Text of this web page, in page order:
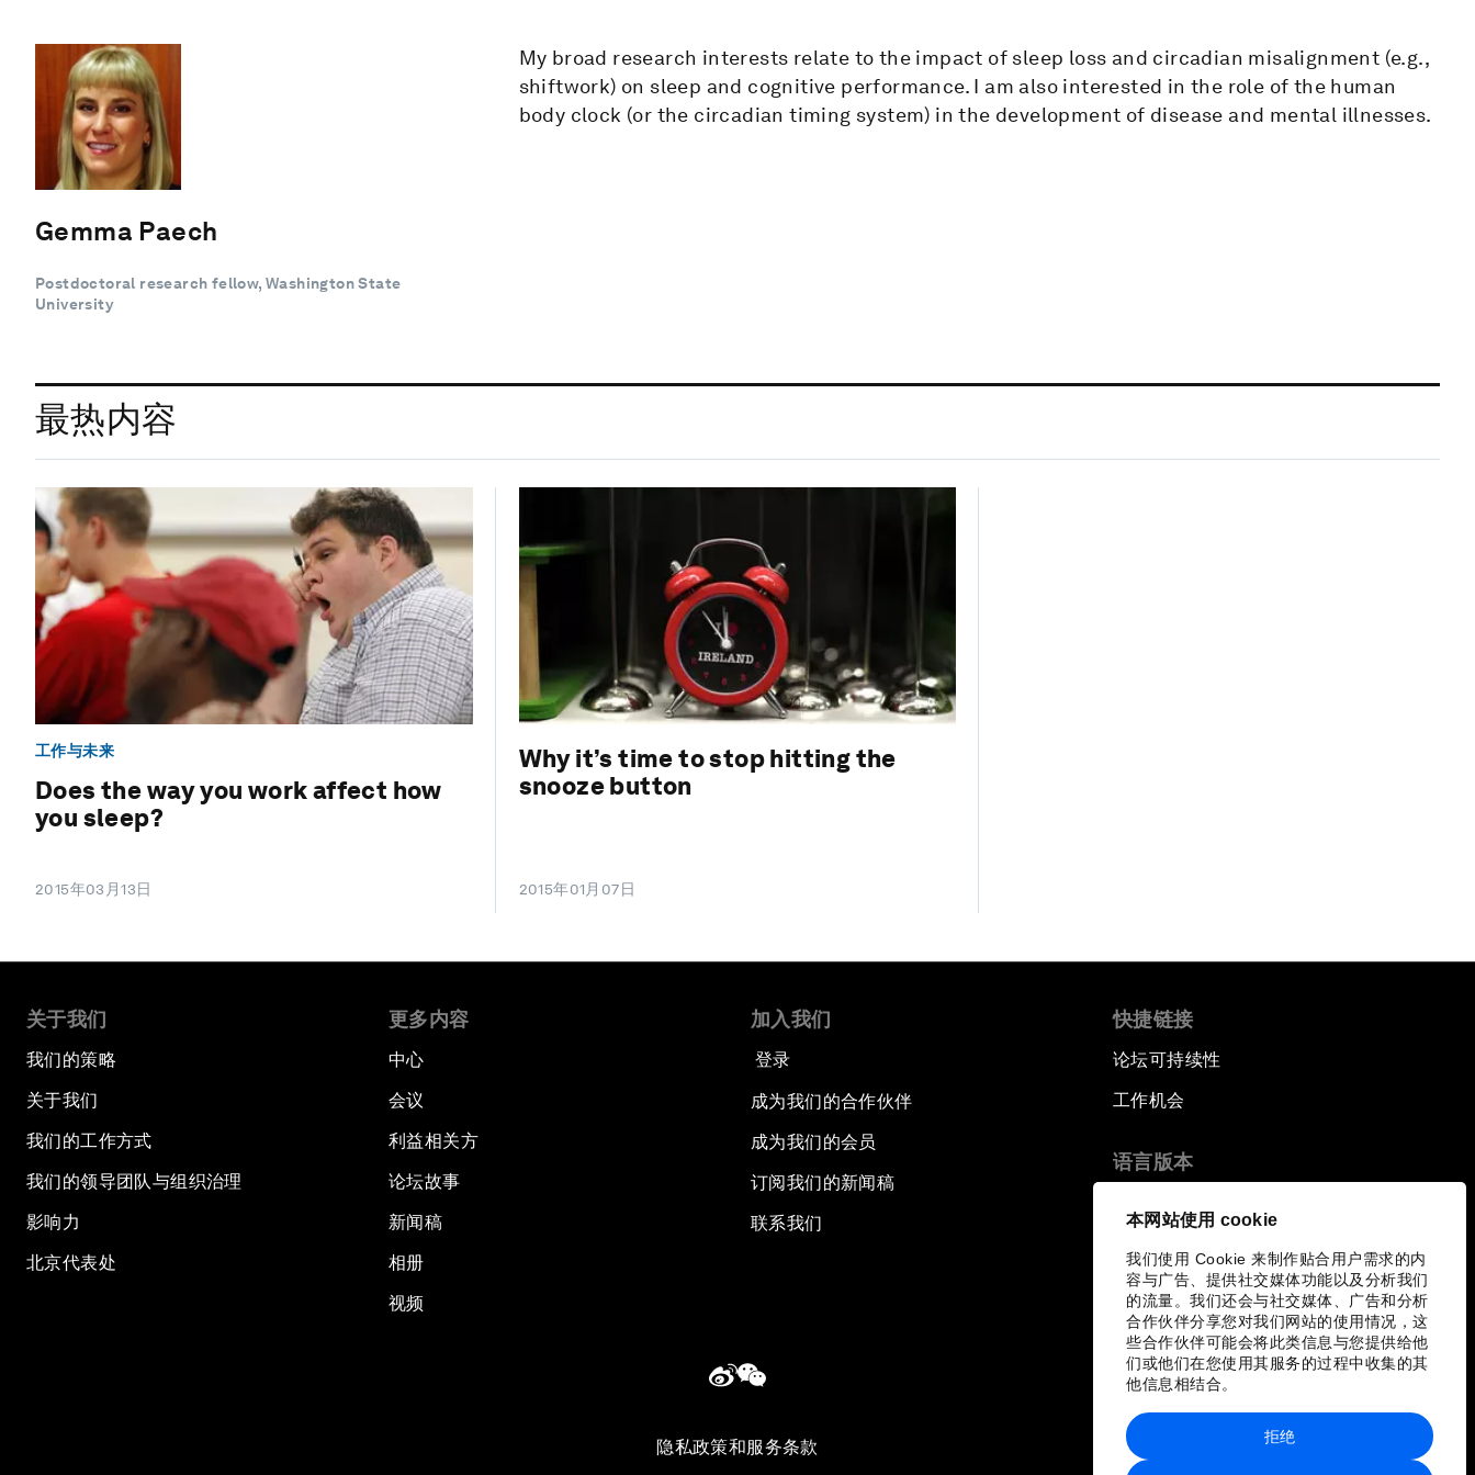
本网站使用 cookie
我们使用 Cookie 来制作贴合用户需求的内
容与广告、提供社交媒体功能以及分析我们
的流量。我们还会与社交媒体、广告和分析
合作伙伴分享您对我们网站的使用情况，这
些合作伙伴可能会将此类信息与您提供给他
们或他们在您使用其服务的过程中收集的其
他信息相结合。
拒绝
Gemma Paech
Postdoctoral research fellow, Washington State
University
My broad research interests relate to the impact of sleep loss and circadian misalignment (e.g.,
shiftwork) on sleep and cognitive performance. I am also interested in the role of the human
body clock (or the circadian timing system) in the development of disease and mental illnesses.
最热内容
工作与未来
Does the way you work affect how
you sleep?
2015年03月13日
Why it’s time to stop hitting the
snooze button
2015年01月07日
关于我们
我们的策略
关于我们
我们的工作方式
我们的领导团队与组织治理
影响力
北京代表处
更多内容
中心
会议
利益相关方
论坛故事
新闻稿
相册
视频
加入我们
登录
成为我们的合作伙伴
成为我们的会员
订阅我们的新闻稿
联系我们
快捷链接
论坛可持续性
工作机会
语言版本
隐私政策和服务条款